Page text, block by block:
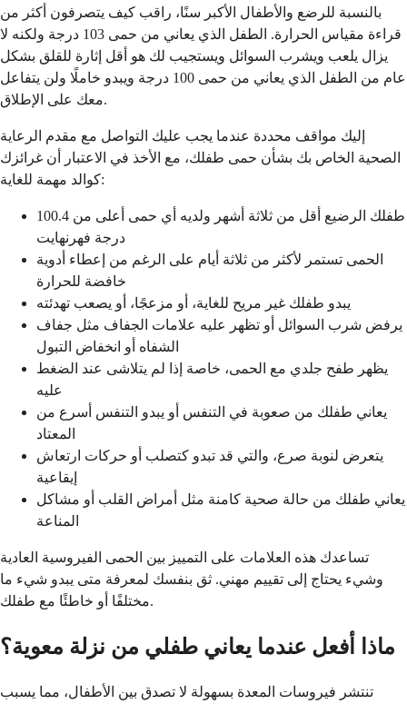
بالنسبة للرضع والأطفال الأكبر سنًا، راقب كيف يتصرفون أكثر من
قراءة مقياس الحرارة. الطفل الذي يعاني من حمى 103 درجة ولكنه لا
يزال يلعب ويشرب السوائل ويستجيب لك هو أقل إثارة للقلق بشكل
عام من الطفل الذي يعاني من حمى 100 درجة ويبدو خاملًا ولن يتفاعل
معك على الإطلاق.
إليك مواقف محددة عندما يجب عليك التواصل مع مقدم الرعاية
الصحية الخاص بك بشأن حمى طفلك، مع الأخذ في الاعتبار أن غرائزك
كوالد مهمة للغاية:
طفلك الرضيع أقل من ثلاثة أشهر ولديه أي حمى أعلى من 100.4
درجة فهرنهايت
الحمى تستمر لأكثر من ثلاثة أيام على الرغم من إعطاء أدوية
خافضة للحرارة
يبدو طفلك غير مريح للغاية، أو مزعجًا، أو يصعب تهدئته
يرفض شرب السوائل أو تظهر عليه علامات الجفاف مثل جفاف
الشفاه أو انخفاض التبول
يظهر طفح جلدي مع الحمى، خاصة إذا لم يتلاشى عند الضغط
عليه
يعاني طفلك من صعوبة في التنفس أو يبدو التنفس أسرع من
المعتاد
يتعرض لنوبة صرع، والتي قد تبدو كتصلب أو حركات ارتعاش
إيقاعية
يعاني طفلك من حالة صحية كامنة مثل أمراض القلب أو مشاكل
المناعة
تساعدك هذه العلامات على التمييز بين الحمى الفيروسية العادية
وشيء يحتاج إلى تقييم مهني. ثق بنفسك لمعرفة متى يبدو شيء ما
مختلفًا أو خاطئًا مع طفلك.
ماذا أفعل عندما يعاني طفلي من نزلة معوية؟
تنتشر فيروسات المعدة بسهولة لا تصدق بين الأطفال، مما يسبب